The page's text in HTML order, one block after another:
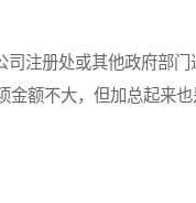
注册处或其他政府部门
额不大，但加总起来